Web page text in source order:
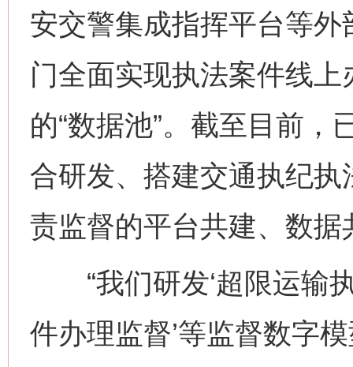
安交警集成指挥平台等
门全面实现执法案件线
的“数据池”。截至目前
合研发、搭建交通执纪
责监督的平台共建、数
“我们研发‘超限运输执
件办理监督’等监督数字